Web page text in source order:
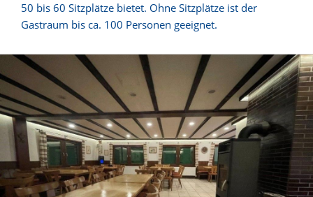
50 bis 60 Sitzplätze bietet. Ohne Sitzplätze ist der
Gastraum bis ca. 100 Personen geeignet.